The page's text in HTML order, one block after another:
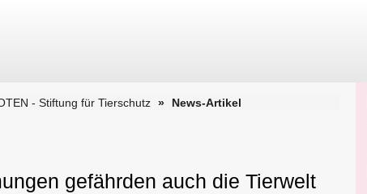
- Stiftung für Tierschutz News-Artikel
gefährden auch die Tierwelt